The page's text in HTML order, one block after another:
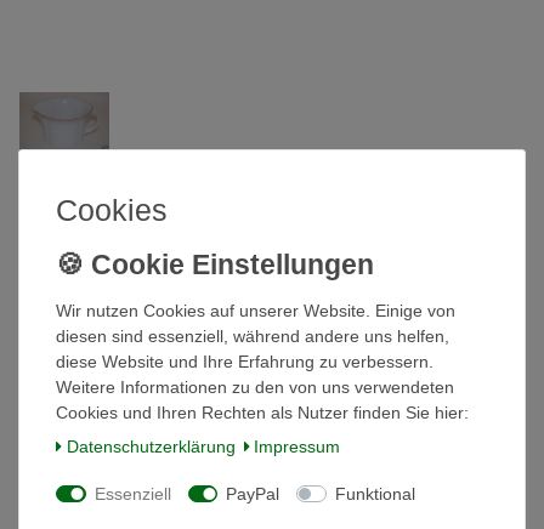
Arzberg
Sauciere Corso rot Arzberg
ArtikelnummerQI-991
14,80 EUR*
Inhalt 1Stück
Cookies
Wir nutzen Cookies auf unserer Website. Einige von
diesen sind essenziell, während andere uns helfen,
diese Website und Ihre Erfahrung zu verbessern.
Weitere Informationen zu den von uns verwendeten
Cookies und Ihren Rechten als Nutzer finden Sie hier:
Daten­schutz­erklärung
Impressum
Essenziell PayPal Funktional